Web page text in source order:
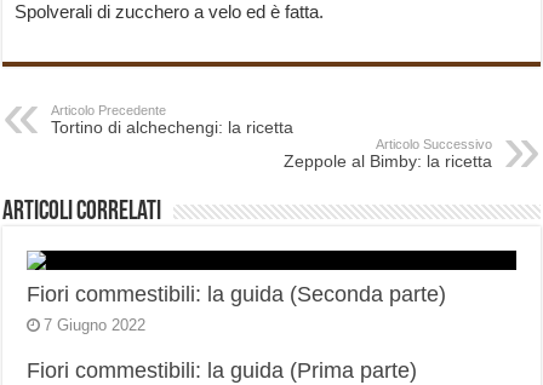
Spolverali di zucchero a velo ed è fatta.
Articolo Precedente
Tortino di alchechengi: la ricetta
Articolo Successivo
Zeppole al Bimby: la ricetta
Articoli correlati
Fiori commestibili: la guida (Seconda parte)
7 Giugno 2022
Fiori commestibili: la guida (Prima parte)